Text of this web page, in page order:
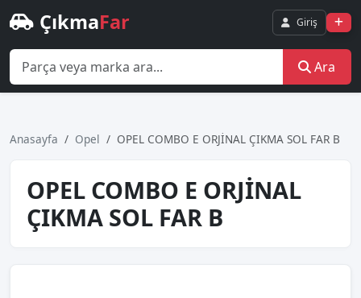
ÇıkmaFar Giriş
Ara
Anasayfa Opel OPEL COMBO E ORJİNAL ÇIKMA SOL FAR B
OPEL COMBO E ORJİNAL
ÇIKMA SOL FAR B